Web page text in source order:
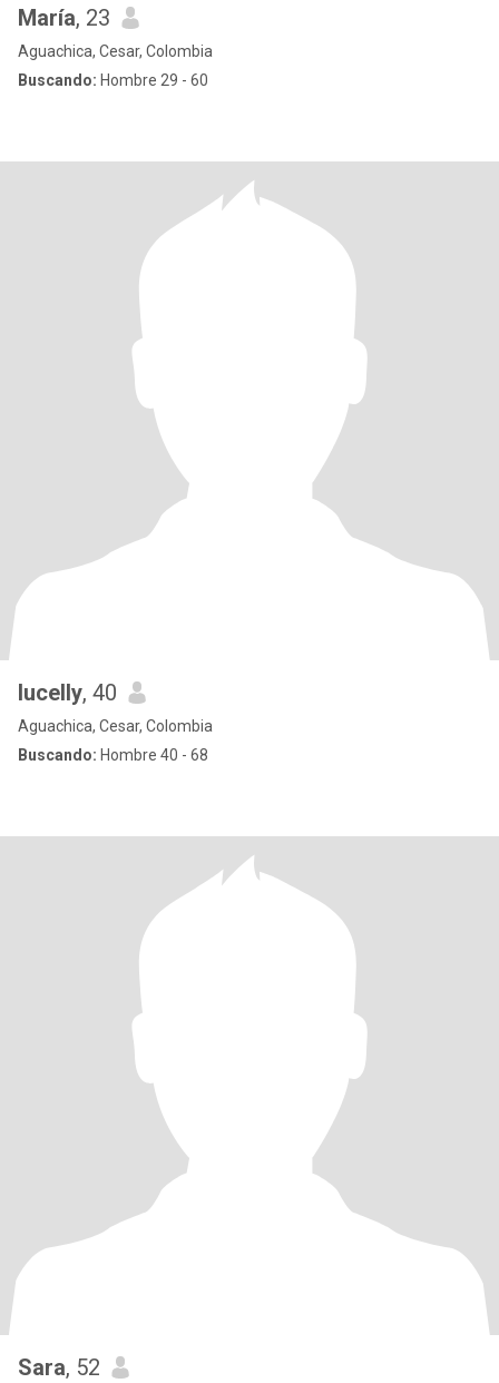
María, 23
Aguachica, Cesar, Colombia
Buscando: Hombre 29 - 60
lucelly, 40
Aguachica, Cesar, Colombia
Buscando: Hombre 40 - 68
Sara, 52